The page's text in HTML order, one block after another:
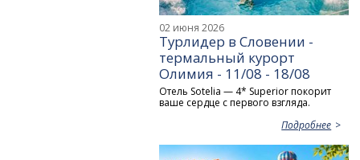
02 июня 2026
Турлидер в Словении -
термальный курорт
Олимия - 11/08 - 18/08
Отель Sotelia — 4* Superior покорит
ваше сердце с первого взгляда.
Подробнее